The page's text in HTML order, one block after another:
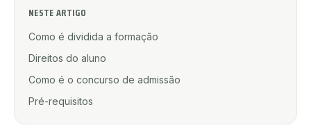
NESTE ARTIGO
Como é dividida a formação
Direitos do aluno
Como é o concurso de admissão
Pré-requisitos